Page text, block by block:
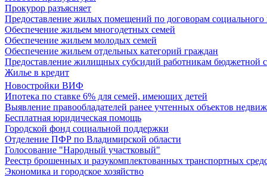
Прокурор разъясняет
Предоставление жилых помещений по договорам социального
Обеспечение жильем многодетных семей
Обеспечение жильем молодых семей
Обеспечение жильем отдельных категорий граждан
Предоставление жилищных субсидий работникам бюджетной
Жилье в кредит
Новостройки ВИФ
Ипотека по ставке 6% для семей, имеющих детей
Выявление правообладателей ранее учтенных объектов
Бесплатная юридическая помощь
Городской фонд социальной поддержки
Отделение ПФР по Владимирской области
Голосование "Народный участковый"
Реестр брошенных и разукомплектованных транспортных
Экономика и городское хозяйство